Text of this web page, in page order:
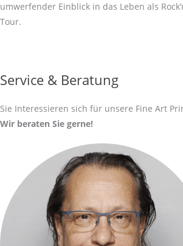
umwerfender Einblick in das Leben als
Tour.
Service & Beratung
Sie Interessieren sich für unsere Fine Art
Wir beraten Sie gerne!